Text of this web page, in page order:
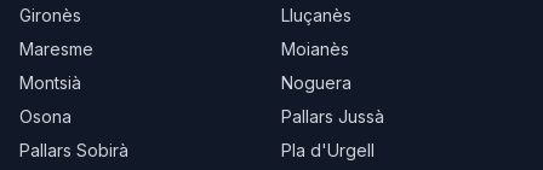
Gironès
Lluçanès
Maresme
Moianès
Montsià
Noguera
Osona
Pallars Jussà
Pallars Sobirà
Pla d'Urgell